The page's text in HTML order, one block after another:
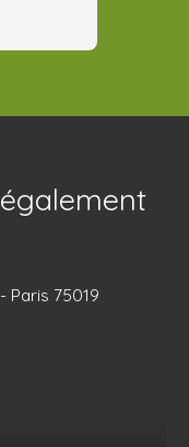
également